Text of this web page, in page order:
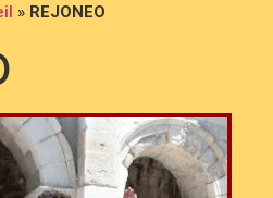
» REJONEO